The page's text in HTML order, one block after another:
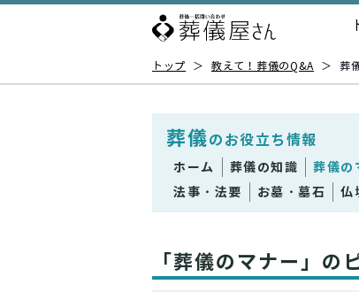
トップ ＞ 教えて！葬儀のQ&A ＞ 葬
葬儀のお役立ち情報
ホーム 葬儀の知識 葬儀の
法事・法要
お墓・墓石 仏
「葬儀のマナー」の